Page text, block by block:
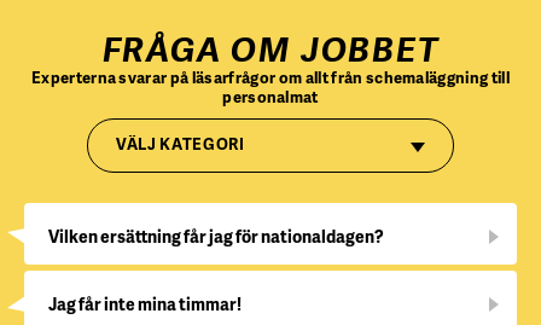
FRÅGA OM JOBBET
Experterna svarar på läsarfrågor om allt från schemaläggning till
personalmat
VÄLJ KATEGORI
Vilken ersättning får jag för nationaldagen?
Jag får inte mina timmar!